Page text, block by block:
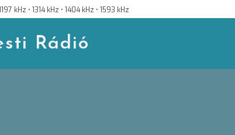
kHz • 1314 kHz • 1404 kHz • 1593 kHz
Rádió